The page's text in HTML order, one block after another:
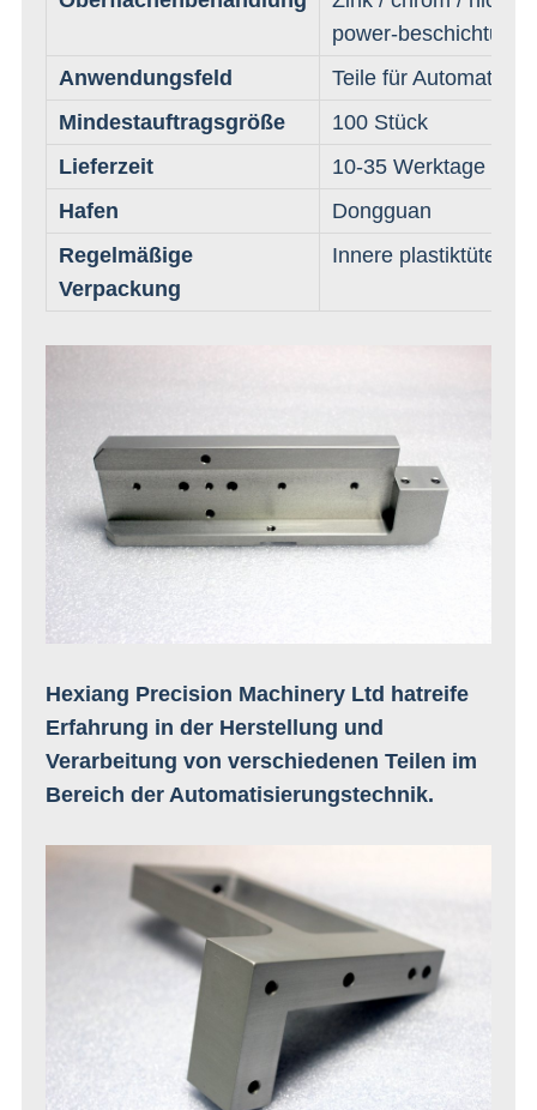
power-beschichtung
Anwendungsfeld
Teile für
Mindestauftragsgröße
100 Stück
Lieferzeit
10-35 Werktage
Hafen
Dongguan
Regelmäßige
Verpackung
Innere plastiktüte
Hexiang Precision Machinery Ltd hatreife
Erfahrung in der Herstellung und
Verarbeitung von verschiedenen Teilen im
Bereich der Automatisierungstechnik.